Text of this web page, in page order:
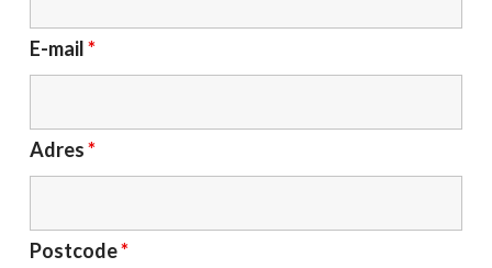
E-mail*
Adres*
Postcode*